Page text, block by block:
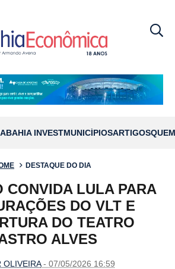
BAHIA INVESTMUNICÍPIOSARTIGOS
DESTAQUE DO DIA
CONVIDA LULA PARA
DO VLT E
DO TEATRO
ALVES
OLIVEIRA- 07/05/2026 16:59